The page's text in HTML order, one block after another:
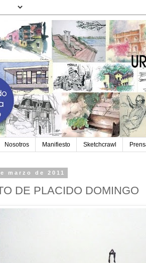
Nosotros Manifiesto Sketchcrawl
marzo de 2011
DE PLACIDO DOMINGO